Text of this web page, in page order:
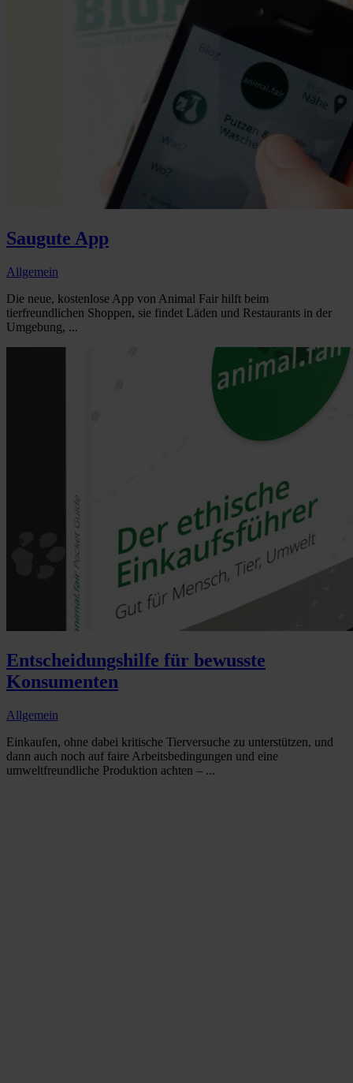
Saugute App
Allgemein
Die neue, kostenlose App von Animal Fair hilft beim
tierfreundlichen Shoppen, sie findet Läden und Restaurants in der
Umgebung, ...
Entscheidungshilfe für bewusste
Konsumenten
Allgemein
Einkaufen, ohne dabei kritische Tierversuche zu unterstützen, und
dann auch noch auf faire Arbeitsbedingungen und eine
umweltfreundliche Produktion achten – ...